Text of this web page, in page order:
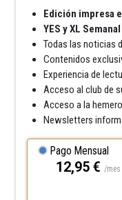
Edición impresa
YES y XL
Todas las noticias
Contenidos
Experiencia de
Acceso al club de
Acceso a la
Newsletters
Pago Mensual
12,95 € /mes